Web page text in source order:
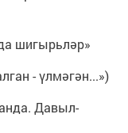
шигырьләр»
- үлмәгән...»)
Давыл-